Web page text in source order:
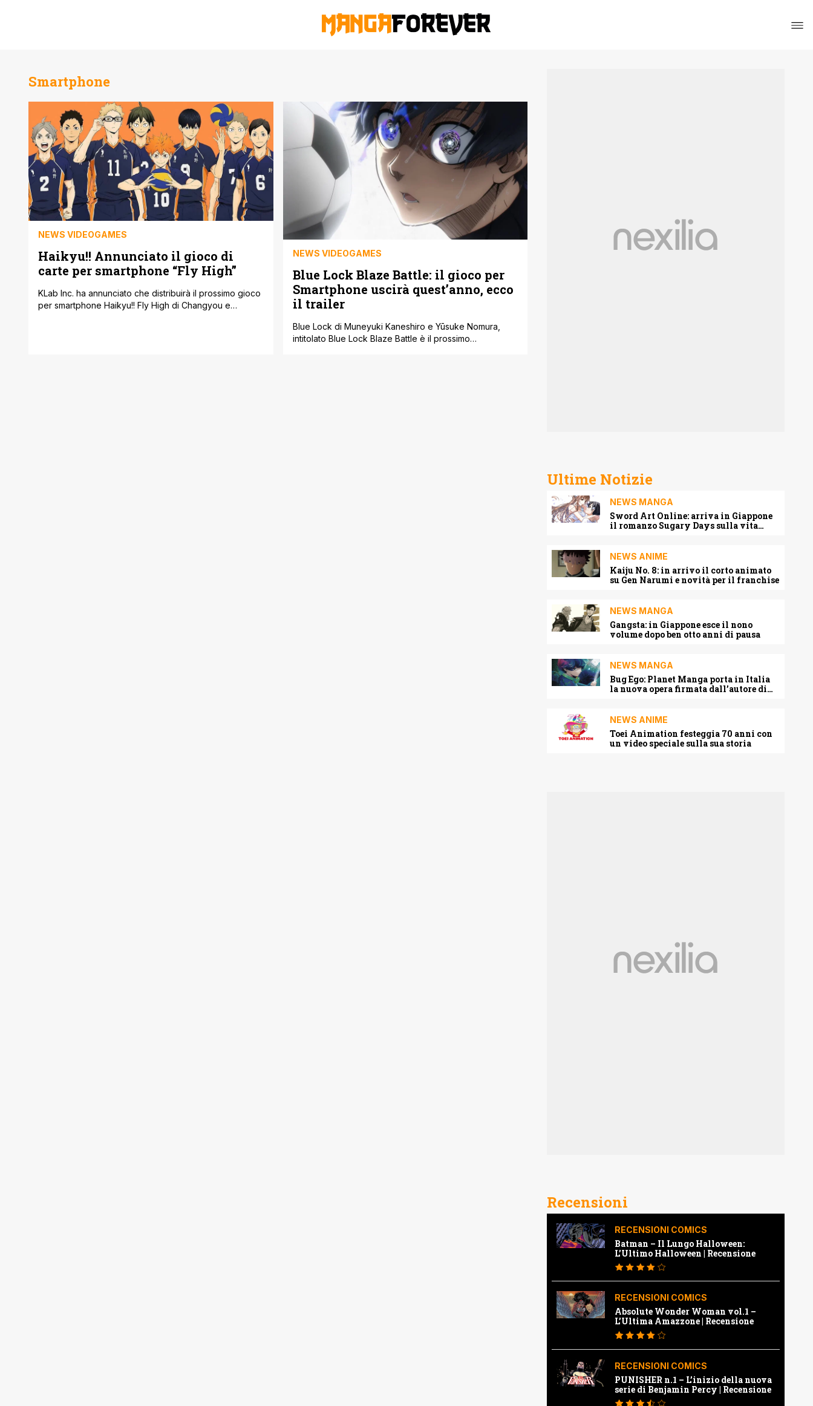
Smartphone
NEWS VIDEOGAMES
Haikyu!! Annunciato il gioco di
carte per smartphone “Fly High”
KLab Inc. ha annunciato che distribuirà il prossimo gioco
per smartphone Haikyu!! Fly High di Changyou e
NEWS VIDEOGAMES
Blue Lock Blaze Battle: il gioco per
Smartphone uscirà quest’anno, ecco
il trailer
Blue Lock di Muneyuki Kaneshiro e Yūsuke Nomura,
intitolato Blue Lock Blaze Battle è il prossimo
Ultime Notizie
NEWS MANGA
Sword Art Online: arriva in Giappone
il romanzo Sugary Days sulla vita
NEWS ANIME
Kaiju No. 8: in arrivo il corto animato
su Gen Narumi e novità per il franchise
NEWS MANGA
Gangsta: in Giappone esce il nono
volume dopo ben otto anni di pausa
NEWS MANGA
Bug Ego: Planet Manga porta in Italia
la nuova opera firmata dall’autore di
NEWS ANIME
Toei Animation festeggia 70 anni con
un video speciale sulla sua storia
Recensioni
RECENSIONI COMICS
Batman – Il Lungo Halloween:
L’Ultimo Halloween | Recensione
RECENSIONI COMICS
Absolute Wonder Woman vol.1 –
L’Ultima Amazzone | Recensione
RECENSIONI COMICS
PUNISHER n.1 – L’inizio della nuova
serie di Benjamin Percy | Recensione